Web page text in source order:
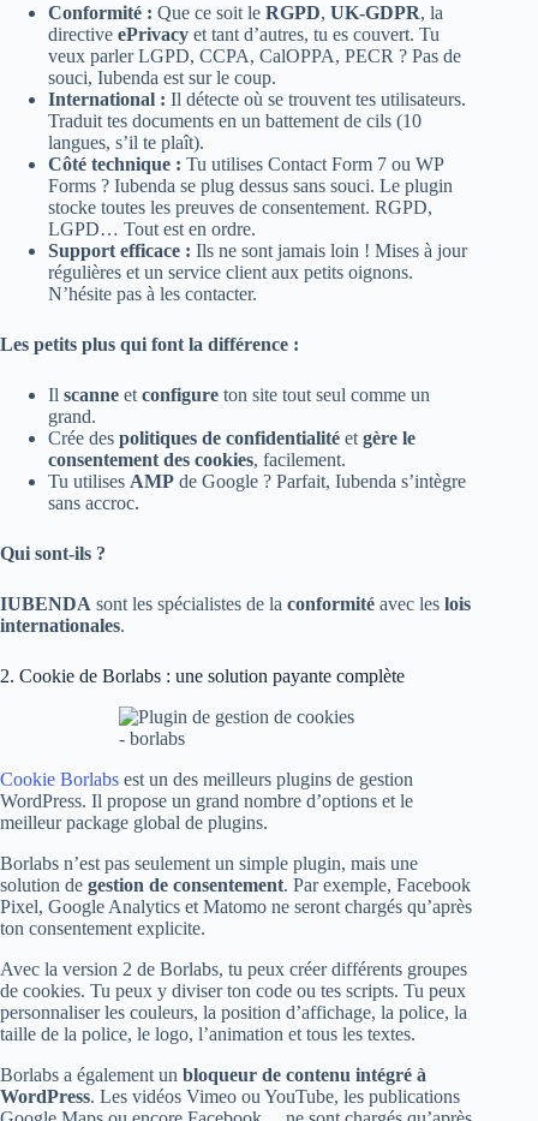
Conformité : Que ce soit le RGPD, UK-GDPR, la
directive ePrivacy et tant d’autres, tu es couvert. Tu
veux parler LGPD, CCPA, CalOPPA, PECR ? Pas de
souci, Iubenda est sur le coup.
International : Il détecte où se trouvent tes utilisateurs.
Traduit tes documents en un battement de cils (10
langues, s’il te plaît).
Côté technique : Tu utilises Contact Form 7 ou WP
Forms ? Iubenda se plug dessus sans souci. Le plugin
stocke toutes les preuves de consentement. RGPD,
LGPD… Tout est en ordre.
Support efficace : Ils ne sont jamais loin ! Mises à jour
régulières et un service client aux petits oignons.
N’hésite pas à les contacter.
Les petits plus qui font la différence :
Il scanne et configure ton site tout seul comme un
grand.
Crée des politiques de confidentialité et gère le
consentement des cookies, facilement.
Tu utilises AMP de Google ? Parfait, Iubenda s’intègre
sans accroc.
Qui sont-ils ?
IUBENDA sont les spécialistes de la conformité avec les lois
internationales.
2. Cookie de Borlabs : une solution payante complète
Cookie Borlabs est un des meilleurs plugins de gestion
WordPress. Il propose un grand nombre d’options et le
meilleur package global de plugins.
Borlabs n’est pas seulement un simple plugin, mais une
solution de gestion de consentement. Par exemple, Facebook
Pixel, Google Analytics et Matomo ne seront chargés qu’après
ton consentement explicite.
Avec la version 2 de Borlabs, tu peux créer différents groupes
de cookies. Tu peux y diviser ton code ou tes scripts. Tu peux
personnaliser les couleurs, la position d’affichage, la police, la
taille de la police, le logo, l’animation et tous les textes.
Borlabs a également un bloqueur de contenu intégré à
WordPress. Les vidéos Vimeo ou YouTube, les publications